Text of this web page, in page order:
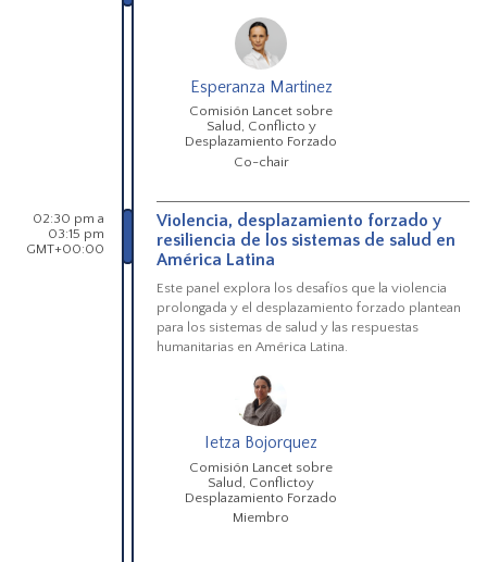
Esperanza Martinez
Comisión Lancet sobre
Salud, Conflicto y
Desplazamiento Forzado
Co-chair
02:30 pm a
03:15 pm
GMT+00:00
Violencia, desplazamiento forzado y
resiliencia de los sistemas de salud en
América Latina
Este panel explora los desafíos que la violencia
prolongada y el desplazamiento forzado plantean
para los sistemas de salud y las respuestas
humanitarias en América Latina.
Ietza Bojorquez
Comisión Lancet sobre
Salud, Conflictoy
Desplazamiento Forzado
Miembro